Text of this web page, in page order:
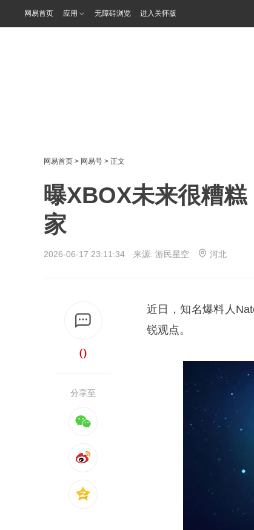
网易首页 应用 无障碍浏览 进入关怀版
网易首页 > 网易号 > 正文
曝XBOX未来很糟
家
2026-06-17 23:11:34 来源: 游民星空 河北
0
分享至
近日，知名爆料人
锐观点。